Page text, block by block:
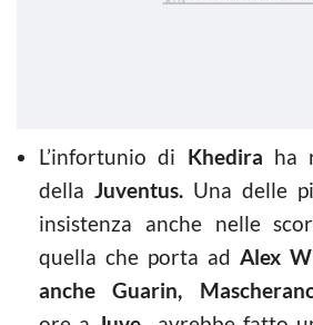
L’infortunio di Khedira ha
della Juventus. Una delle
insistenza anche nelle
quella che porta ad Alex
anche Guarin,